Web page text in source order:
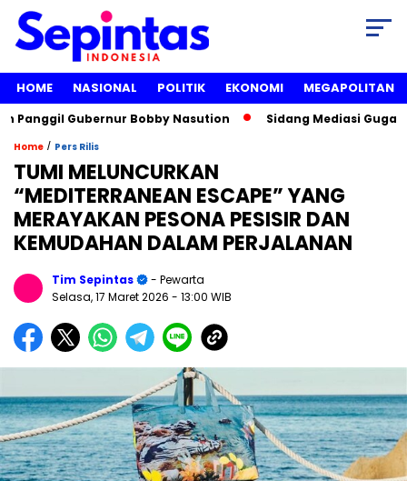
HOME NASIONAL POLITIK EKONOMI MEGAPOLITAN
Gubernur Bobby Nasution Sidang Mediasi Gugatan Lisa
Home / Pers Rilis
TUMI MELUNCURKAN
“MEDITERRANEAN ESCAPE” YANG
MERAYAKAN PESONA PESISIR DAN
KEMUDAHAN DALAM PERJALANAN
Tim Sepintas
- Pewarta
Selasa, 17 Maret 2026 - 13:00 WIB